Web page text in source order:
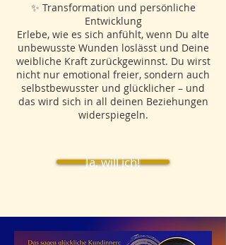
✨ Transformation und persönliche
Entwicklung
Erlebe, wie es sich anfühlt, wenn Du alte
unbewusste Wunden loslässt und Deine
weibliche Kraft zurückgewinnst. Du wirst
nicht nur emotional freier, sondern auch
selbstbewusster und glücklicher – und
das wird sich in all deinen Beziehungen
widerspiegeln.
Ja, will ich!